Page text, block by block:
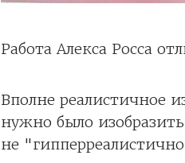
Работа Алекса Росса
Вполне реалистичное
нужно было
не